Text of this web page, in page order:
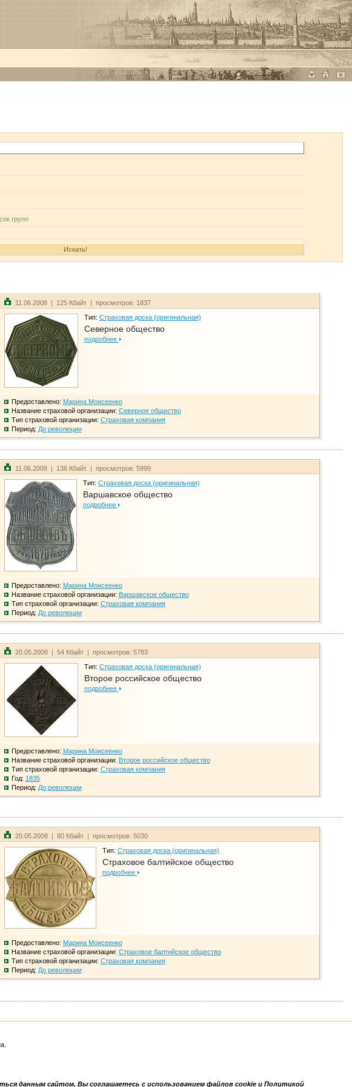
групп
11.06.2008 | 125 Кбайт | просмотров: 1837
Тип: Страховая доска (оригинальная)
Северное общество
подробнее
Предоставлено: Марина Моисеенко
Название страховой организации: Северное общество
Тип страховой организации: Страховая компания
Период: До революции
11.06.2008 | 136 Кбайт | просмотров: 5999
Тип: Страховая доска (оригинальная)
Варшавское общество
подробнее
Предоставлено: Марина Моисеенко
Название страховой организации: Варшавское общество
Тип страховой организации: Страховая компания
Период: До революции
20.05.2008 | 54 Кбайт | просмотров: 5783
Тип: Страховая доска (оригинальная)
Второе российское общество
подробнее
Предоставлено: Марина Моисеенко
Название страховой организации: Второе российское общество
Тип страховой организации: Страховая компания
Год: 1835
Период: До революции
20.05.2008 | 80 Кбайт | просмотров: 5030
Тип: Страховая доска (оригинальная)
Страховое балтийское общество
подробнее
Предоставлено: Марина Моисеенко
Название страховой организации: Страховое балтийское общество
Тип страховой организации: Страховая компания
Период: До революции
данным сайтом, Вы соглашаетесь с использованием файлов cookie и Политикой